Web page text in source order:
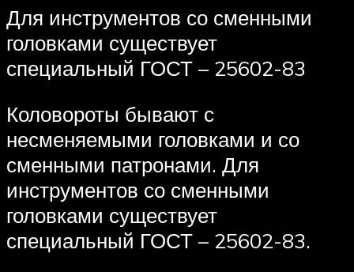
Для инструментов со сменными
головками существует
специальный ГОСТ – 25602-83
Коловороты бывают с
несменяемыми головками и со
сменными патронами. Для
инструментов со сменными
головками существует
специальный ГОСТ – 25602-83.